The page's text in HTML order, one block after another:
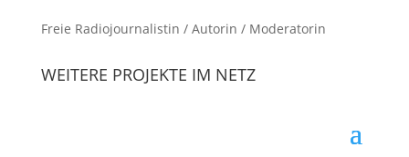
Freie Radiojournalistin / Autorin / Moderatorin
WEITERE PROJEKTE IM NETZ